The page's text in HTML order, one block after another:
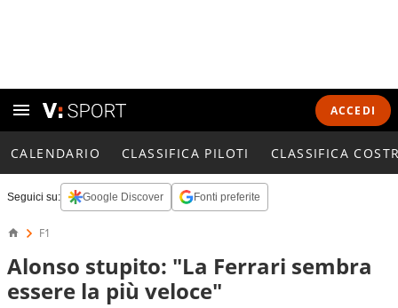
ACCEDI
CALENDARIO CLASSIFICA PILOTI CLASSIFICA
Seguici su: Google Discover Fonti preferite
F1
Alonso stupito: "La Ferrari sembra
essere la più veloce"